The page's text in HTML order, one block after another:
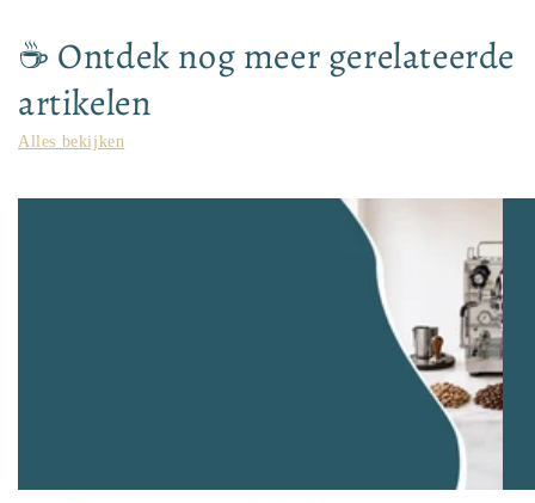
☕ Ontdek nog meer gerelateerde
artikelen
Alles bekijken